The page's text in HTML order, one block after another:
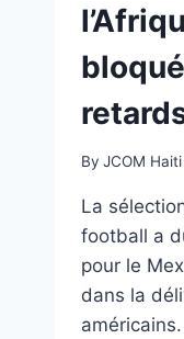
By JCOM Haiti
La
football a
pour le
dans la